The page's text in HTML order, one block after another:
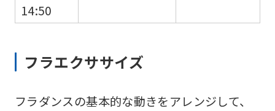
14:50
フラエクササイズ
フラダンスの基本的な動きをアレンジして、
translation)
return
the